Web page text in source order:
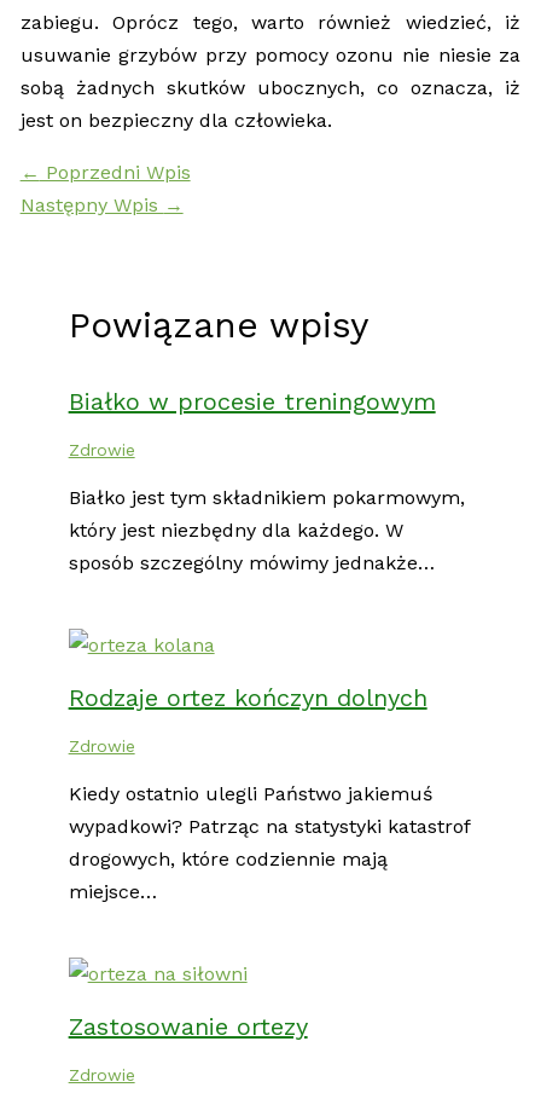
zabiegu. Oprócz tego, warto również wiedzieć, iż
usuwanie grzybów przy pomocy ozonu nie niesie za
sobą żadnych skutków ubocznych, co oznacza, iż
jest on bezpieczny dla człowieka.
← Poprzedni Wpis
Następny Wpis →
Powiązane wpisy
Białko w procesie treningowym
Zdrowie
Białko jest tym składnikiem pokarmowym,
który jest niezbędny dla każdego. W
sposób szczególny mówimy jednakże…
Rodzaje ortez kończyn dolnych
Zdrowie
Kiedy ostatnio ulegli Państwo jakiemuś
wypadkowi? Patrząc na statystyki katastrof
drogowych, które codziennie mają
miejsce…
Zastosowanie ortezy
Zdrowie